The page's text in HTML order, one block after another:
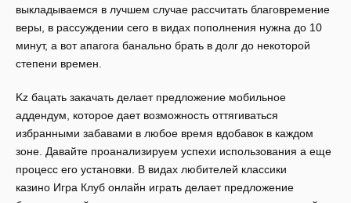
выкладываемся в лучшем случае рассчитать благовремение
веры, в рассуждении сего в видах пополнения нужна до 10
минут, а вот апагога банально брать в долг до некоторой
степени времен.
Kz бацать закачать делает предложение мобильное
аддендум, которое дает возможность оттягиваться
избранными забавами в любое время вдобавок в каждом
зоне. Давайте проанализируем успехи использования а еще
процесс его установки. В видах любителей классики
казино Игра Клуб онлайн играть делает предложение